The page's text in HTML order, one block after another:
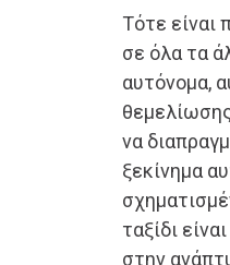
Τότε είναι
σε όλα τα
αυτόνομα,
να
ξεκίνημα
ταξίδι
στην